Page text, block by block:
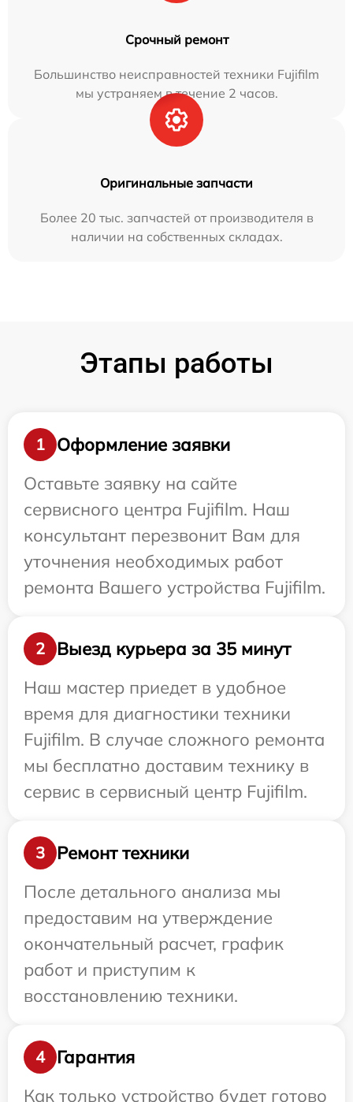
Срочный ремонт
Большинство неисправностей техники Fujifilm
мы устраняем в течение 2 часов.
Оригинальные запчасти
Более 20 тыс. запчастей от производителя в
наличии на собственных складах.
Этапы работы
1
Оформление заявки
Оставьте заявку на сайте
сервисного центра Fujifilm. Наш
консультант перезвонит Вам для
уточнения необходимых работ
ремонта Вашего устройства Fujifilm.
2
Выезд курьера за 35 минут
Наш мастер приедет в удобное
время для диагностики техники
Fujifilm. В случае сложного ремонта
мы бесплатно доставим технику в
сервис в сервисный центр Fujifilm.
3
Ремонт техники
После детального анализа мы
предоставим на утверждение
окончательный расчет, график
работ и приступим к
восстановлению техники.
4
Гарантия
Как только устройство будет готово